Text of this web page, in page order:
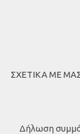
ΣΧΕΤΙΚΑ ΜΕ
Δήλωση